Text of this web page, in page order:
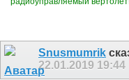
Snusmumrik
22.01.2019 19:44